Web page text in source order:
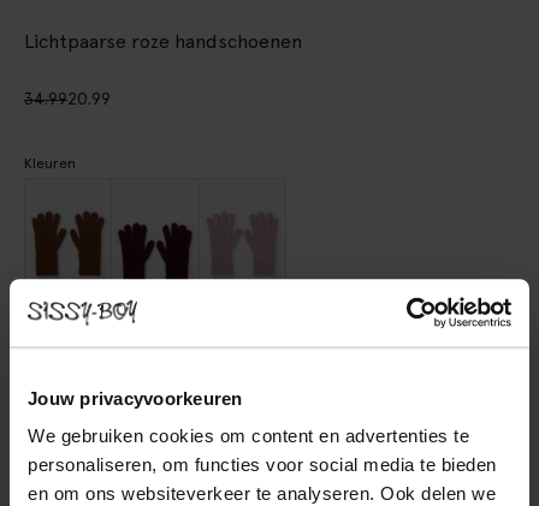
Jouw privacyvoorkeuren
We gebruiken cookies om content en advertenties te
personaliseren, om functies voor social media te bieden
en om ons websiteverkeer te analyseren. Ook delen we
Lichtpaarse roze handschoenen
34.9920.99
Kleuren
IN WINKELMAND
BEKIJK WINKELVOORRAAD